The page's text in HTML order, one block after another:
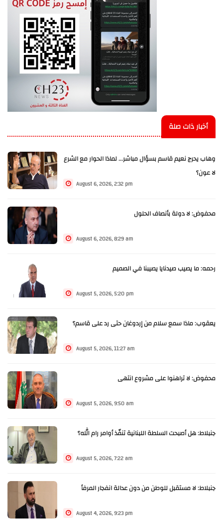
أخبار ذات صلة
وهاب يحرج نعيم قاسم بسؤال مباشر... لماذا الحوار مع الشرع
لا عون؟
August 6, 2026, 2:32 pm
محفوض: لا دولة بأنصاف الحلول
August 6, 2026, 8:29 am
رحمه: ما يصيب صيدنايا يصيبنا في الصميم
August 5, 2026, 5:20 pm
يعقوب: ماذا سمع سلام من إردوغان حتى رد على قاسم؟
August 5, 2026, 11:27 am
محفوض: لا تراهنوا على مشروع انتهى
August 5, 2026, 9:50 am
جنبلاط: هل أصبحت السلطة اللبنانية تنفّذ أوامر رام الله؟
August 5, 2026, 7:22 am
جنبلاط: لا مستقبل للوطن من دون عدالة انفجار المرفأ
August 4, 2026, 9:23 pm